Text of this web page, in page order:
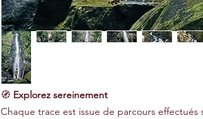
🧭 Explorez sereinement
Chaque trace est issue de parcours